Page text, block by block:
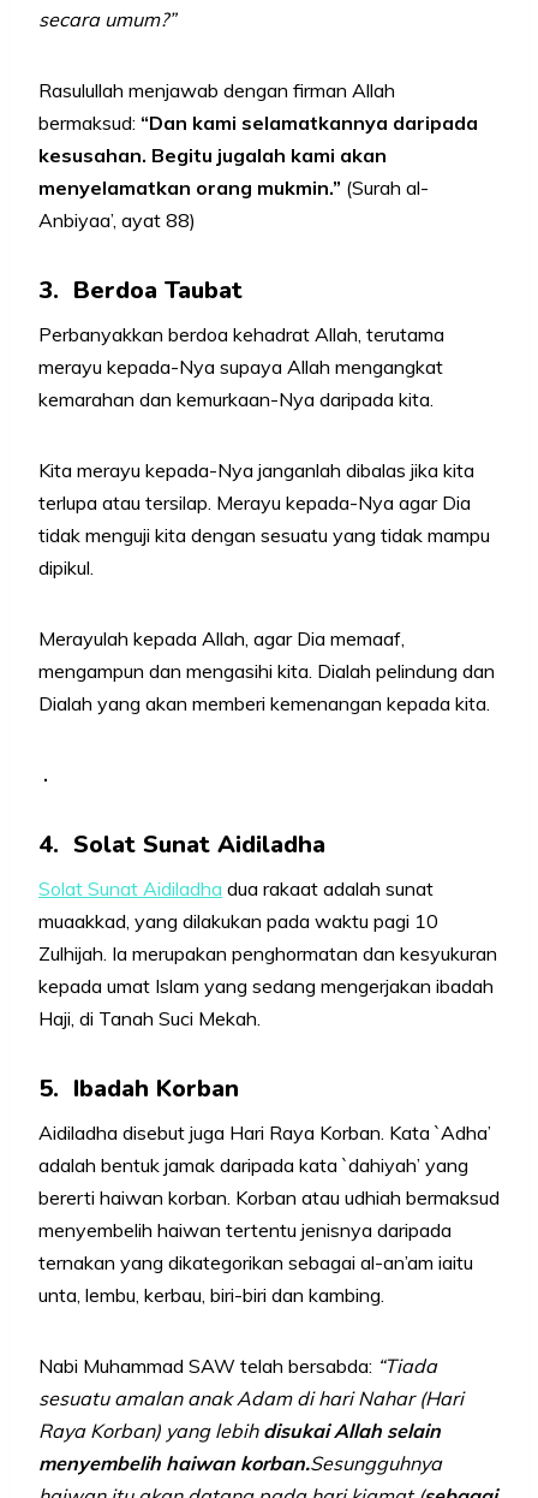
secara umum?”
Rasulullah menjawab dengan firman Allah
bermaksud: “Dan kami selamatkannya daripada
kesusahan. Begitu jugalah kami akan
menyelamatkan orang mukmin.” (Surah al-
Anbiyaa’, ayat 88)
3. Berdoa Taubat
Perbanyakkan berdoa kehadrat Allah, terutama
merayu kepada-Nya supaya Allah mengangkat
kemarahan dan kemurkaan-Nya daripada kita.
Kita merayu kepada-Nya janganlah dibalas jika kita
terlupa atau tersilap. Merayu kepada-Nya agar Dia
tidak menguji kita dengan sesuatu yang tidak mampu
dipikul.
Merayulah kepada Allah, agar Dia memaaf,
mengampun dan mengasihi kita. Dialah pelindung dan
Dialah yang akan memberi kemenangan kepada kita.
.
4. Solat Sunat Aidiladha
Solat Sunat Aidiladha dua rakaat adalah sunat
muaakkad, yang dilakukan pada waktu pagi 10
Zulhijah. Ia merupakan penghormatan dan kesyukuran
kepada umat Islam yang sedang mengerjakan ibadah
Haji, di Tanah Suci Mekah.
5. Ibadah Korban
Aidiladha disebut juga Hari Raya Korban. Kata `Adha’
adalah bentuk jamak daripada kata `dahiyah’ yang
bererti haiwan korban. Korban atau udhiah bermaksud
menyembelih haiwan tertentu jenisnya daripada
ternakan yang dikategorikan sebagai al-an’am iaitu
unta, lembu, kerbau, biri-biri dan kambing.
Nabi Muhammad SAW telah bersabda: “Tiada
sesuatu amalan anak Adam di hari Nahar (Hari
Raya Korban) yang lebih disukai Allah selain
menyembelih haiwan korban.Sesungguhnya